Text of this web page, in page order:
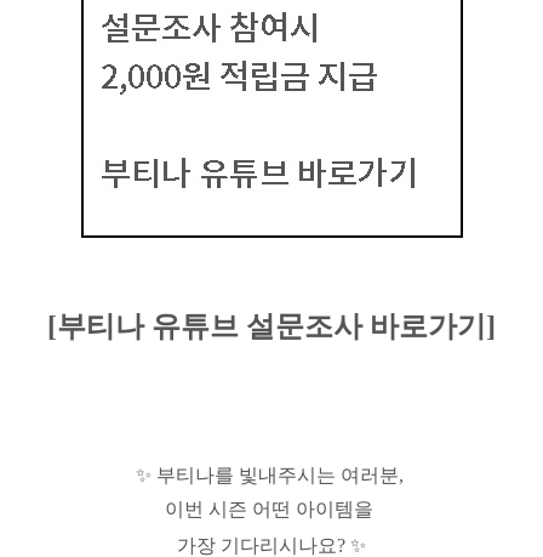
[부티나 유튜브 설문조사 바로가기]
✨ 부티나를 빛내주시는 여러분,
이번 시즌 어떤 아이템을
가장 기다리시나요? ✨